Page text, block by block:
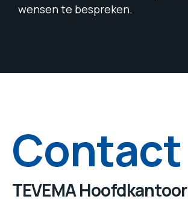
wensen te bespreken.
Contact
TEVEMA Hoofdkantoor